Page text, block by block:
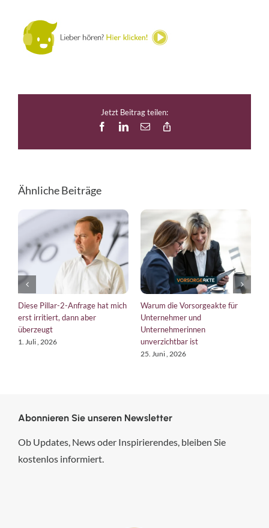
Jetzt Beitrag teilen:
FacebookLinkedIn
E-
Ähnliche Beiträge
Diese Pillar-2-Anfrage hat mich
erst irritiert, dann aber
überzeugt
1. Juli , 2026
Warum die Vorsorgeakte für
Unternehmer und
Unternehmerinnen
unverzichtbar ist
25. Juni , 2026
Abonnieren Sie unseren Newsletter
Ob Updates, News oder Inspirierendes, bleiben Sie
kostenlos informiert.